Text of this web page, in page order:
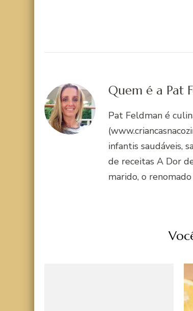
Quem é a Pat
Pat Feldman é
infantis saudáveis,
de receitas A Dor
marido, o